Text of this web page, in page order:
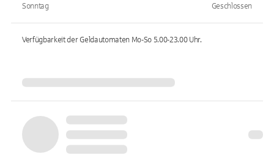
Sonntag Geschlossen
Verfügbarkeit der Geldautomaten Mo-So 5.00-23.00Uhr.